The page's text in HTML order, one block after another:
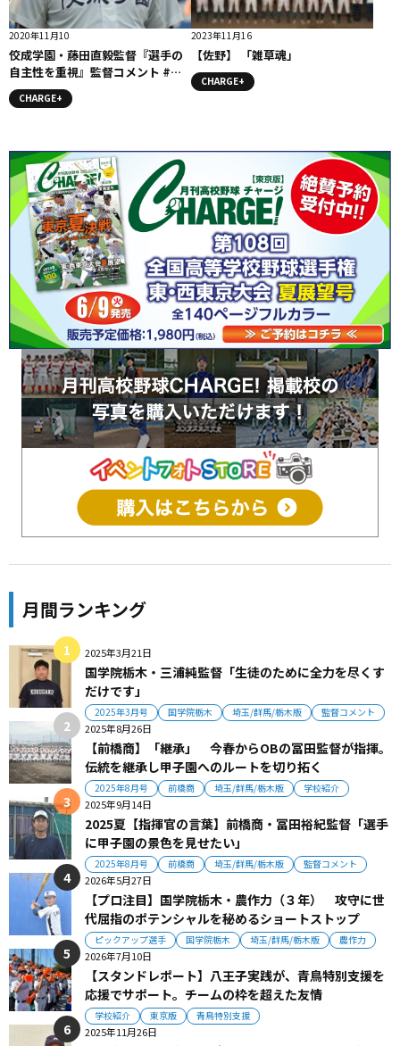
2020年11月10
佼成学園・藤田直毅監督『選手の
自主性を重視』監督コメント #佼
成学園
CHARGE+
2023年11月16
【佐野】 「雑草魂」
CHARGE+
月間ランキング
2025年3月21日
国学院栃木・三浦純監督「生徒のために全力を尽くす
だけです」
2025年3月号 国学院栃木 埼玉/群馬/栃木版 監督コメント
2025年8月26日
【前橋商】「継承」 今春からOBの冨田監督が指揮。
伝統を継承し甲子園へのルートを切り拓く
2025年8月号 前橋商 埼玉/群馬/栃木版 学校紹介
2025年9月14日
2025夏【指揮官の言葉】前橋商・冨田裕紀監督「選手
に甲子園の景色を見せたい」
2025年8月号 前橋商 埼玉/群馬/栃木版 監督コメント
2026年5月27日
【プロ注目】国学院栃木・農作力（３年） 攻守に世
代屈指のポテンシャルを秘めるショートストップ
ピックアップ選手 国学院栃木 埼玉/群馬/栃木版 農作力
2026年7月10日
【スタンドレポート】八王子実践が、青鳥特別支援を
応援でサポート。チームの枠を超えた友情
学校紹介 東京版 青鳥特別支援
2025年11月26日